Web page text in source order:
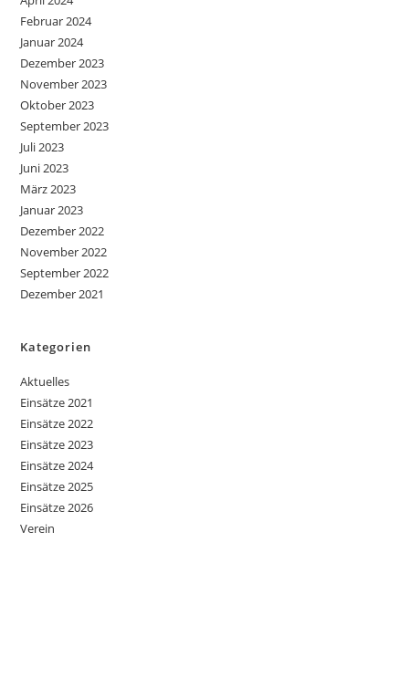
Februar 2024
Januar 2024
Dezember 2023
November 2023
Oktober 2023
September 2023
Juli 2023
Juni 2023
März 2023
Januar 2023
Dezember 2022
November 2022
September 2022
Dezember 2021
Kategorien
Aktuelles
Einsätze 2021
Einsätze 2022
Einsätze 2023
Einsätze 2024
Einsätze 2025
Einsätze 2026
Verein